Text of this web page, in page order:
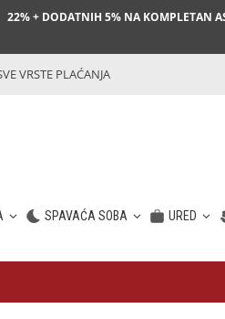
22% + DODATNIH 5% NA KOMPLETAN
VRSTE PLAĆANJA
SPAVAĆA SOBA URED